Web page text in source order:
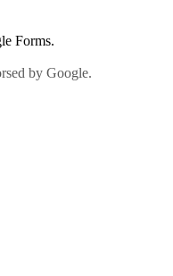
Forms.
by Google.